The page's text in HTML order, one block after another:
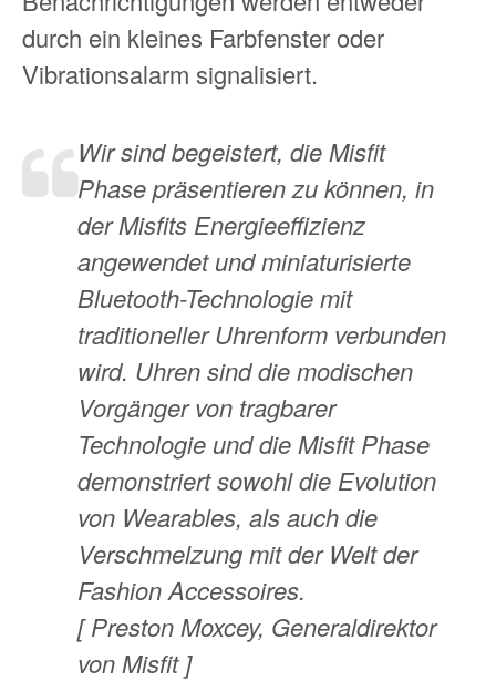
durch ein kleines Farbfenster oder
Vibrationsalarm signalisiert.
Wir sind begeistert, die Misfit
Phase präsentieren zu können, in
der Misfits Energieeffizienz
angewendet und miniaturisierte
Bluetooth-Technologie mit
traditioneller Uhrenform verbunden
wird. Uhren sind die modischen
Vorgänger von tragbarer
Technologie und die Misfit Phase
demonstriert sowohl die Evolution
von Wearables, als auch die
Verschmelzung mit der Welt der
Fashion Accessoires.
[ Preston Moxcey, Generaldirektor
von Misfit ]